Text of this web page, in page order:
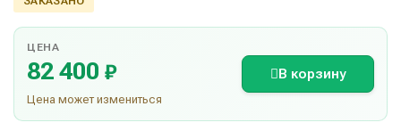
ЦЕНА
82 400₽
Цена может измениться
В корзину